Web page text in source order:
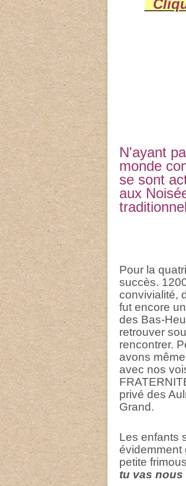
N'ayant
monde
se sont
aux
Pour la
succès.
convivialité,
fut encore
des Bas-
retrouver
rencontrer.
avons
avec nos
privé des
Grand.
Les enfants
évidemment
petite
tu vas nous